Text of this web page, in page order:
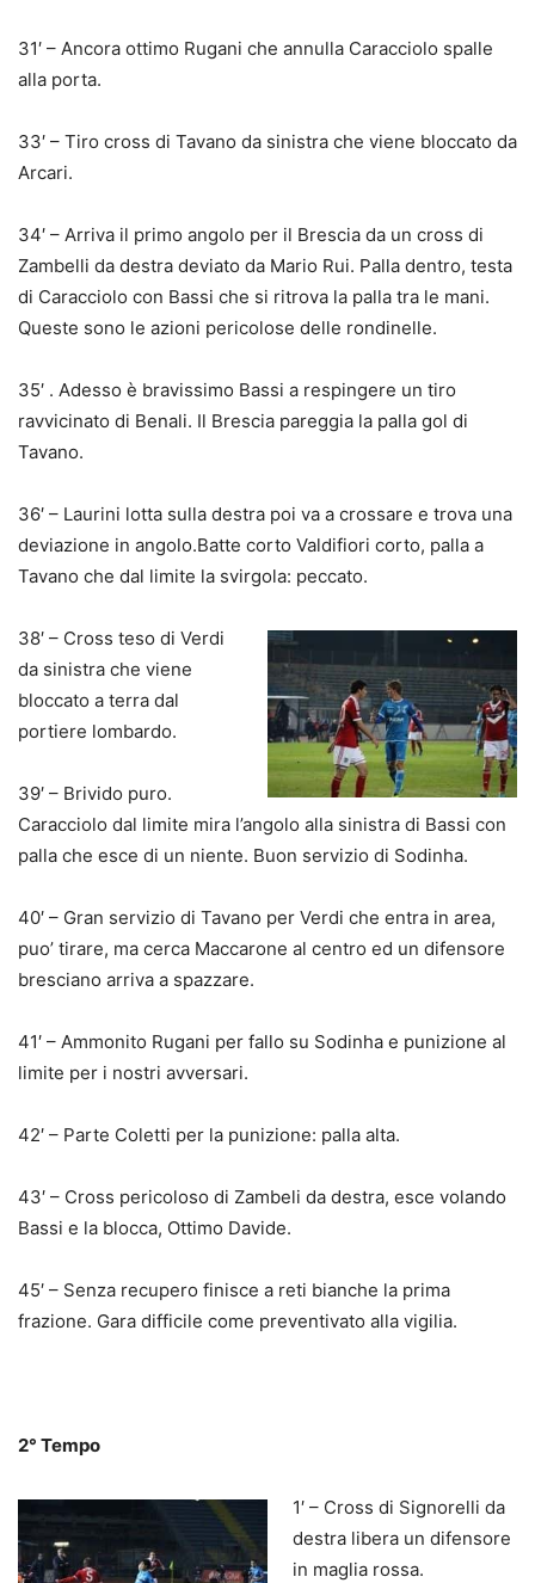
31′ – Ancora ottimo Rugani che annulla Caracciolo spalle
alla porta.
33′ – Tiro cross di Tavano da sinistra che viene bloccato da
Arcari.
34′ – Arriva il primo angolo per il Brescia da un cross di
Zambelli da destra deviato da Mario Rui. Palla dentro, testa
di Caracciolo con Bassi che si ritrova la palla tra le mani.
Queste sono le azioni pericolose delle rondinelle.
35′ . Adesso è bravissimo Bassi a respingere un tiro
ravvicinato di Benali. Il Brescia pareggia la palla gol di
Tavano.
36′ – Laurini lotta sulla destra poi va a crossare e trova una
deviazione in angolo.Batte corto Valdifiori corto, palla a
Tavano che dal limite la svirgola: peccato.
38′ – Cross teso di Verdi
da sinistra che viene
bloccato a terra dal
portiere lombardo.
39′ – Brivido puro.
Caracciolo dal limite mira l’angolo alla sinistra di Bassi con
palla che esce di un niente. Buon servizio di Sodinha.
40′ – Gran servizio di Tavano per Verdi che entra in area,
puo’ tirare, ma cerca Maccarone al centro ed un difensore
bresciano arriva a spazzare.
41′ – Ammonito Rugani per fallo su Sodinha e punizione al
limite per i nostri avversari.
42′ – Parte Coletti per la punizione: palla alta.
43′ – Cross pericoloso di Zambeli da destra, esce volando
Bassi e la blocca, Ottimo Davide.
45′ – Senza recupero finisce a reti bianche la prima
frazione. Gara difficile come preventivato alla vigilia.
2° Tempo
1′ – Cross di Signorelli da
destra libera un difensore
in maglia rossa.